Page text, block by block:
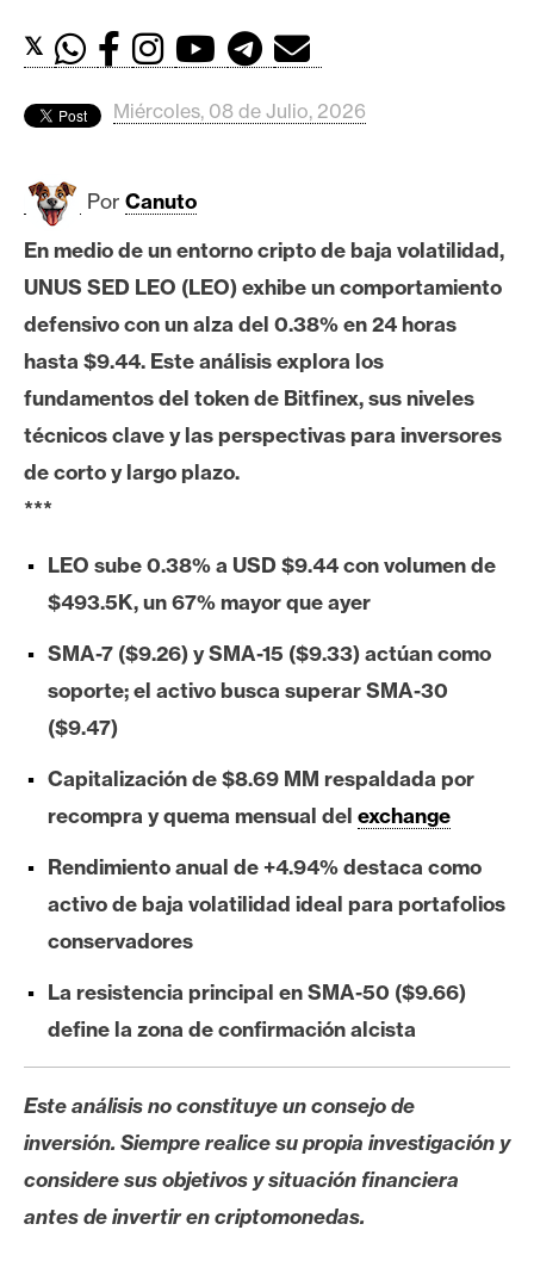
d
s
B
t
c
o
i
E
e
e
u
m
A
A
n
á
i
s
N
o
t
𝕏
Miércoles, 08 de Julio, 2026
Por Canuto
En medio de un entorno cripto de baja volatilidad,
UNUS SED LEO (LEO) exhibe un comportamiento
defensivo con un alza del 0.38% en 24 horas
hasta $9.44. Este análisis explora los
fundamentos del token de Bitfinex, sus niveles
técnicos clave y las perspectivas para inversores
de corto y largo plazo.
***
LEO sube 0.38% a USD $9.44 con volumen de
$493.5K, un 67% mayor que ayer
SMA-7 ($9.26) y SMA-15 ($9.33) actúan como
soporte; el activo busca superar SMA-30
($9.47)
Capitalización de $8.69 MM respaldada por
recompra y quema mensual del exchange
Rendimiento anual de +4.94% destaca como
activo de baja volatilidad ideal para portafolios
conservadores
La resistencia principal en SMA-50 ($9.66)
define la zona de confirmación alcista
Este análisis no constituye un consejo de
inversión. Siempre realice su propia investigación y
considere sus objetivos y situación financiera
antes de invertir en criptomonedas.